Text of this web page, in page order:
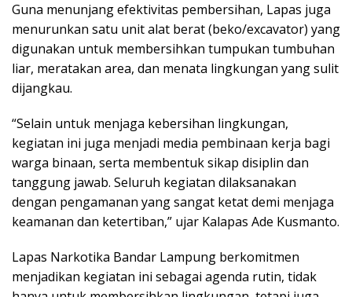
Guna menunjang efektivitas pembersihan, Lapas juga
menurunkan satu unit alat berat (beko/excavator) yang
digunakan untuk membersihkan tumpukan tumbuhan
liar, meratakan area, dan menata lingkungan yang sulit
dijangkau.
“Selain untuk menjaga kebersihan lingkungan,
kegiatan ini juga menjadi media pembinaan kerja bagi
warga binaan, serta membentuk sikap disiplin dan
tanggung jawab. Seluruh kegiatan dilaksanakan
dengan pengamanan yang sangat ketat demi menjaga
keamanan dan ketertiban,” ujar Kalapas Ade Kusmanto.
Lapas Narkotika Bandar Lampung berkomitmen
menjadikan kegiatan ini sebagai agenda rutin, tidak